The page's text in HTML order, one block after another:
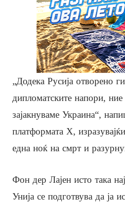
„Додека Русија отворено
дипломатските напори,
зајакнуваме Украина“,
платформата X,
една ноќ на смрт и
Фон дер Лајен исто така
Унија се подготвува да ја